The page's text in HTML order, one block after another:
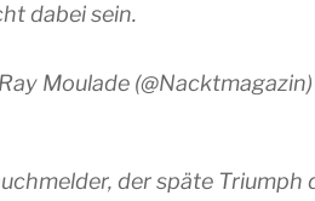
dabei sein.
Moulade (@Nacktmagazin)
der späte